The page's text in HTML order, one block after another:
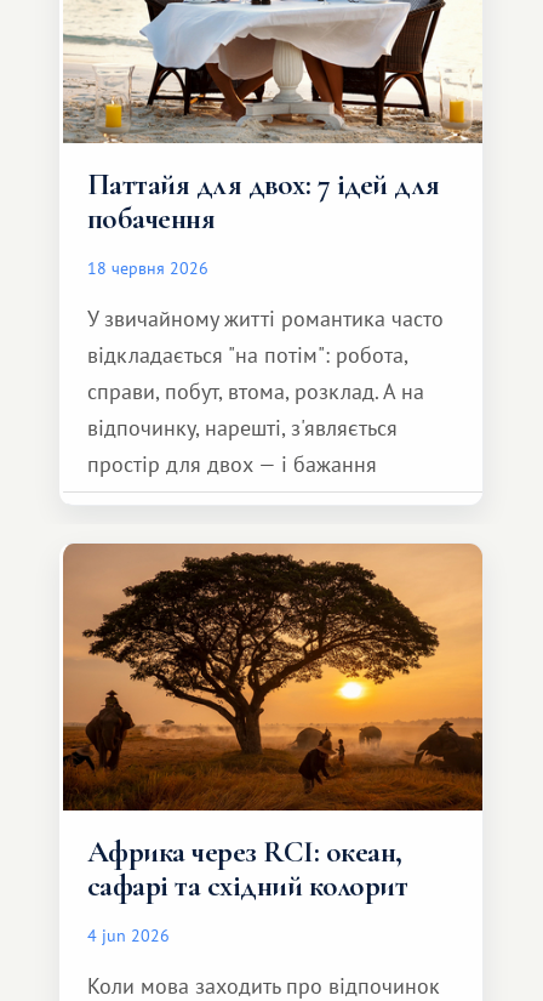
Паттайя для двох: 7 ідей для
побачення
18 червня 2026
У звичайному житті романтика часто
відкладається "на потім": робота,
справи, побут, втома, розклад. А на
відпочинку, нарешті, з'являється
простір для двох — і бажання
зробити для близької людини щось
особливе. Не обов'язково масштабне,
але тепле і незабутнє :)
Африка через RCI: океан,
сафарі та східний колорит
4 jun 2026
Коли мова заходить про відпочинок